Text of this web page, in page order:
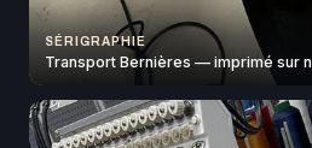
SÉRIGRAPHIE
Transport Bernières — imprimé sur